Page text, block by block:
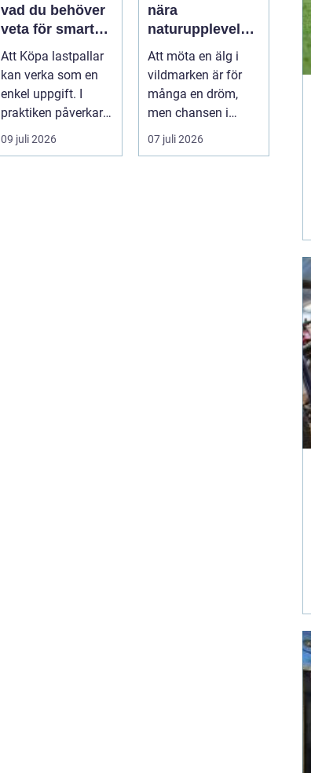
vad du behöver
veta för smarta
och hållbara val
Att Köpa lastpallar
kan verka som en
enkel uppgift. I
praktiken påverkar
valet av pall hela
09 juli 2026
nära
naturupplevelse
i hjärtat av
småland
Att möta en älg i
vildmarken är för
många en dröm,
men chansen i
naturen är ofta liten
och flyktig. ...
07 juli 2026